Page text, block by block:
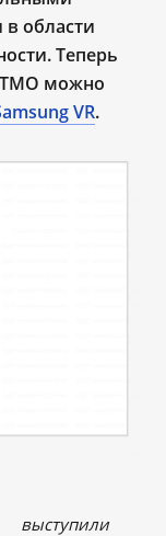
области
Теперь
можно
VR.